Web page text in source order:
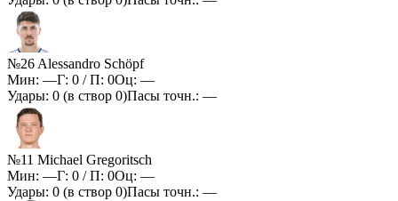
№26 Alessandro Schöpf
Мин: —Г: 0 / П: 0Оц: —
Удары: 0 (в створ 0)Пасы точн.: —
№11 Michael Gregoritsch
Мин: —Г: 0 / П: 0Оц: —
Удары: 0 (в створ 0)Пасы точн.: —